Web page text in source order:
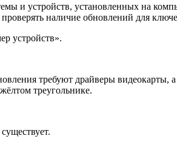
и устройств, установленных на
наличие обновлений для
устройств».
требуют драйверы видеокарты, а
треугольнике.